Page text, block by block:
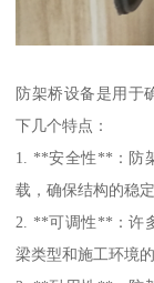
防架桥设备是用于
下几个特点：
1. **安全性**：防
载，确保结构的稳
2. **可调性**：许
梁类型和施工环境的